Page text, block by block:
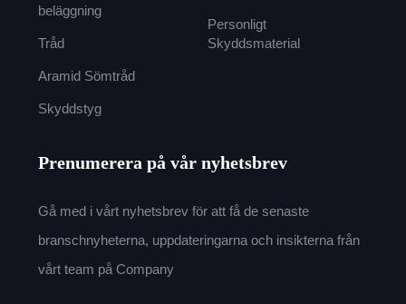
beläggning
Tråd
Aramid Sömtråd
Skyddstyg
Personligt
Skyddsmaterial
Prenumerera på vår nyhetsbrev
Gå med i vårt nyhetsbrev för att få de senaste
branschnyheterna, uppdateringarna och insikterna från
vårt team på Company